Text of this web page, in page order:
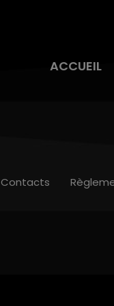
ACCUEIL
Contacts